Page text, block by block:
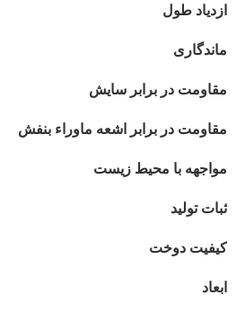
ازدیاد طول
ماندگاری
مقاومت در برابر سایش
مقاومت در برابر اشعه ماوراء بنفش
مواجهه با محیط زیست
ثبات تولید
کیفیت دوخت
ابعاد